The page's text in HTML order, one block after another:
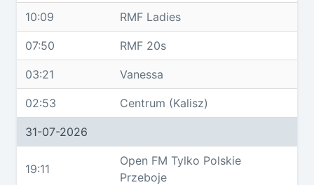
10:09 RMF Ladies
07:50 RMF 20s
03:21 Vanessa
02:53 Centrum (Kalisz)
31-07-2026
19:11
Open FM Tylko Polskie
Przeboje